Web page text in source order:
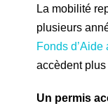
La mobilité
plusieurs
Fonds d’Aide
accèdent
Un permis